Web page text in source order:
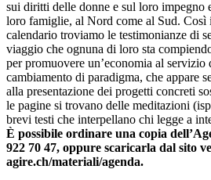
sui diritti delle donne e sul loro impegno
loro famiglie, al Nord come al Sud. Così
calendario troviamo le testimonianze di
viaggio che ognuna di loro sta
per promuovere un’economia al servizio
cambiamento di paradigma, che appare
alla presentazione dei progetti concreti
le pagine si trovano delle meditazioni
brevi testi che interpellano chi legge a
È possibile ordinare una copia
922 70 47, oppure scaricarla dal sito
agire.ch/materiali/agenda.